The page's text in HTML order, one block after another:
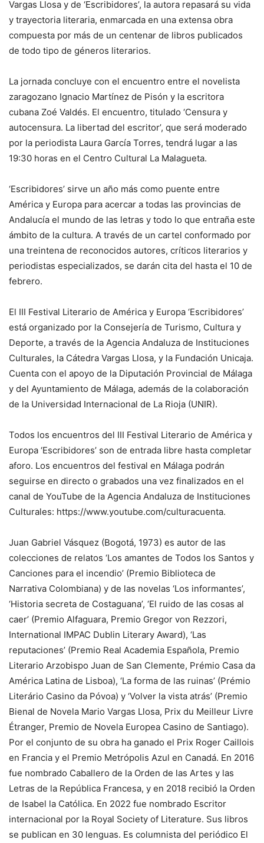
Vargas Llosa y de ‘Escribidores’, la autora repasará su vida
y trayectoria literaria, enmarcada en una extensa obra
compuesta por más de un centenar de libros publicados
de todo tipo de géneros literarios.
La jornada concluye con el encuentro entre el novelista
zaragozano Ignacio Martínez de Pisón y la escritora
cubana Zoé Valdés. El encuentro, titulado ‘Censura y
autocensura. La libertad del escritor’, que será moderado
por la periodista Laura García Torres, tendrá lugar a las
19:30 horas en el Centro Cultural La Malagueta.
‘Escribidores’ sirve un año más como puente entre
América y Europa para acercar a todas las provincias de
Andalucía el mundo de las letras y todo lo que entraña este
ámbito de la cultura. A través de un cartel conformado por
una treintena de reconocidos autores, críticos literarios y
periodistas especializados, se darán cita del hasta el 10 de
febrero.
El III Festival Literario de América y Europa ‘Escribidores’
está organizado por la Consejería de Turismo, Cultura y
Deporte, a través de la Agencia Andaluza de Instituciones
Culturales, la Cátedra Vargas Llosa, y la Fundación Unicaja.
Cuenta con el apoyo de la Diputación Provincial de Málaga
y del Ayuntamiento de Málaga, además de la colaboración
de la Universidad Internacional de La Rioja (UNIR).
Todos los encuentros del III Festival Literario de América y
Europa ‘Escribidores’ son de entrada libre hasta completar
aforo. Los encuentros del festival en Málaga podrán
seguirse en directo o grabados una vez finalizados en el
canal de YouTube de la Agencia Andaluza de Instituciones
Culturales: https://www.youtube.com/culturacuenta.
Juan Gabriel Vásquez (Bogotá, 1973) es autor de las
colecciones de relatos ‘Los amantes de Todos los Santos y
Canciones para el incendio’ (Premio Biblioteca de
Narrativa Colombiana) y de las novelas ‘Los informantes’,
‘Historia secreta de Costaguana’, ‘El ruido de las cosas al
caer’ (Premio Alfaguara, Premio Gregor von Rezzori,
International IMPAC Dublin Literary Award), ‘Las
reputaciones’ (Premio Real Academia Española, Premio
Literario Arzobispo Juan de San Clemente, Prémio Casa da
América Latina de Lisboa), ‘La forma de las ruinas’ (Prémio
Literário Casino da Póvoa) y ‘Volver la vista atrás’ (Premio
Bienal de Novela Mario Vargas Llosa, Prix du Meilleur Livre
Étranger, Premio de Novela Europea Casino de Santiago).
Por el conjunto de su obra ha ganado el Prix Roger Caillois
en Francia y el Premio Metrópolis Azul en Canadá. En 2016
fue nombrado Caballero de la Orden de las Artes y las
Letras de la República Francesa, y en 2018 recibió la Orden
de Isabel la Católica. En 2022 fue nombrado Escritor
internacional por la Royal Society of Literature. Sus libros
se publican en 30 lenguas. Es columnista del periódico El